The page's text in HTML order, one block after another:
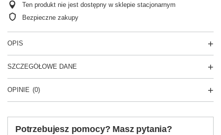
Ten produkt nie jest dostępny w sklepie stacjonarnym
Bezpieczne zakupy
OPIS
SZCZEGÓŁOWE DANE
OPINIE (0)
Potrzebujesz pomocy? Masz pytania?